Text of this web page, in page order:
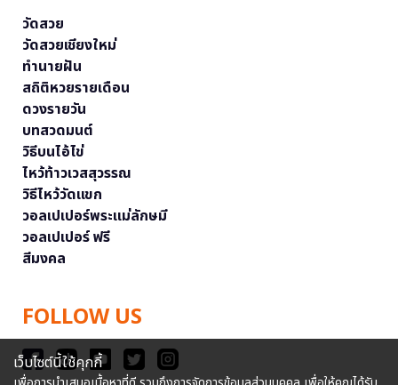
วัดสวย
วัดสวยเชียงใหม่
ทำนายฝัน
สถิติหวยรายเดือน
ดวงรายวัน
บทสวดมนต์
วิธีบนไอ้ไข่
ไหว้ท้าวเวสสุวรรณ
วิธีไหว้วัดแขก
วอลเปเปอร์พระแม่ลักษมี
วอลเปเปอร์ ฟรี
สีมงคล
FOLLOW US
เว็บไซต์นี้ใช้คุกกี้